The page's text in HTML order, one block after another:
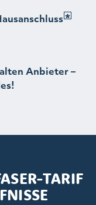
Anbieter –
TARIF